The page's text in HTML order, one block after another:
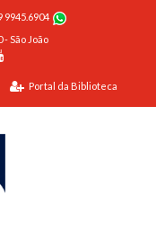
9945.6904
São João
Portal da Biblioteca